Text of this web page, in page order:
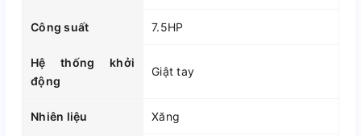
Công suất 7.5HP
Hệ thống khởi
động
Giật tay
Nhiên liệu Xăng